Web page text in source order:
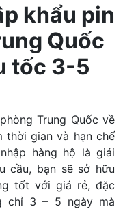
khẩu pin
Quốc
tốc 3-5
Trung Quốc về
thời gian và hạn chế
hàng hộ là giải
cầu, bạn sẽ sở hữu
tốt với giá rẻ, đặc
chỉ 3 – 5 ngày mà